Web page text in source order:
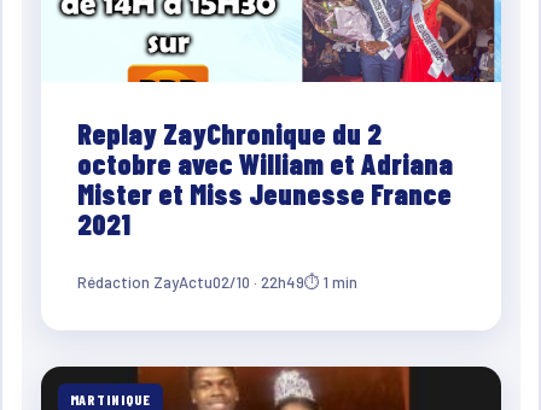
Replay ZayChronique du 2
octobre avec William et Adriana
Mister et Miss Jeunesse France
2021
Rédaction ZayActu02/10 · 22h49⏱ 1 min
MARTINIQUE